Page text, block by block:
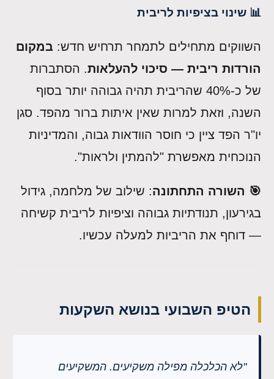
📊 שינוי בציפיות לריבית
השווקים מתחילים לתמחר תרחיש חדש: במקום
הורדות ריבית — סיכוי להעלאות. הסתברות
של כ-40% שהריבית תהיה גבוהה יותר בסוף
השנה, וזאת למרות שאין איתות ברור מהפד. סגן
יו"ר הפד ציין כי חוסר הוודאות גבוה, והמדיניות
הנוכחית מאפשרת "להמתין ולראות".
🎯 השורה התחתונה: שילוב של מלחמה, גידול
בגירעון, תנודתיות גבוהה וציפיות לריבית קשיחה
— דוחף את הריביות למעלה עכשיו.
הטיפ השבועי בנושא השקעות
"לא הכלכלה מפילה משקיעים. המשקיעים